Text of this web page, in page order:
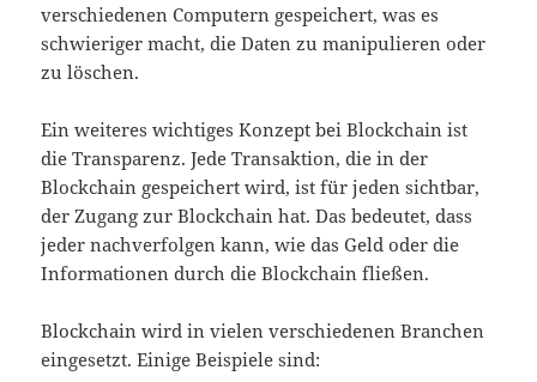
verschiedenen Computern gespeichert, was es
schwieriger macht, die Daten zu manipulieren oder
zu löschen.
Ein weiteres wichtiges Konzept bei Blockchain ist
die Transparenz. Jede Transaktion, die in der
Blockchain gespeichert wird, ist für jeden sichtbar,
der Zugang zur Blockchain hat. Das bedeutet, dass
jeder nachverfolgen kann, wie das Geld oder die
Informationen durch die Blockchain fließen.
Blockchain wird in vielen verschiedenen Branchen
eingesetzt. Einige Beispiele sind: